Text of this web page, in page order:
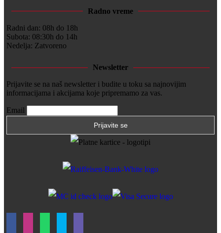
Radno vreme
Radni dan: 08h do 18h
Subota: 08:30h do 14h
Nedelja: Zatvoreno
Newsletter
Prijavite se na naš newsletter i budite u toku sa najnovijim
informacijama i akcijama koje pripremamo za vas.
Email